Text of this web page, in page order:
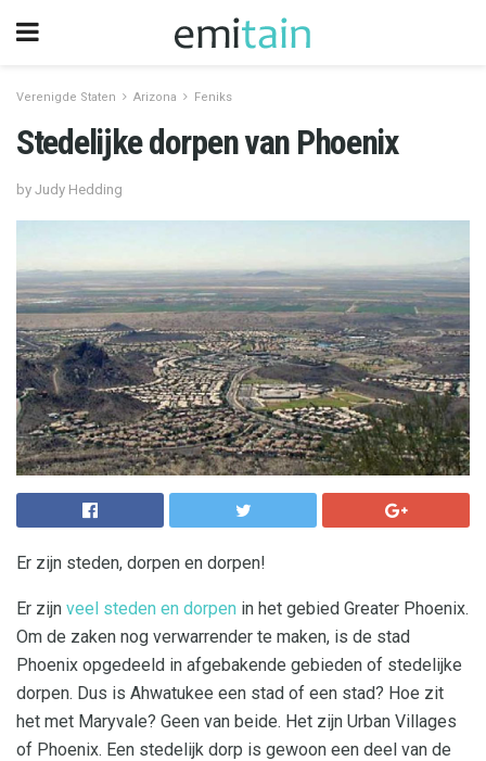
Verenigde Staten Arizona Feniks
Stedelijke dorpen van Phoenix
by Judy Hedding
Er zijn steden, dorpen en dorpen!
Er zijn veel steden en dorpen in het gebied Greater Phoenix.
Om de zaken nog verwarrender te maken, is de stad
Phoenix opgedeeld in afgebakende gebieden of stedelijke
dorpen. Dus is Ahwatukee een stad of een stad? Hoe zit
het met Maryvale? Geen van beide. Het zijn Urban Villages
of Phoenix. Een stedelijk dorp is gewoon een deel van de